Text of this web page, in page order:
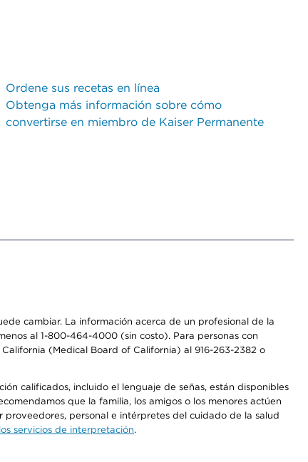
Ordene sus recetas en línea
Obtenga más información sobre cómo
convertirse en miembro de Kaiser Permanente
cambiar. La información acerca de un profesional de la
al 1-800-464-4000 (sin costo). Para personas con
(Medical Board of California) al 916-263-2382 o
calificados, incluido el lenguaje de señas, están disponibles
que la familia, los amigos o los menores actúen
personal e intérpretes del cuidado de la salud
servicios de interpretación.